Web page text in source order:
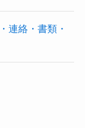
連絡・書類・